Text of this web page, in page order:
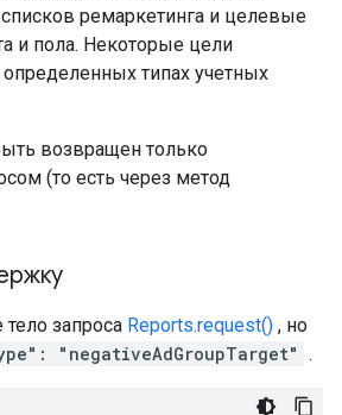
ремаркетинга и целевые
и пола. Некоторые цели
типах учетных
возвращен только
(то есть через метод
запроса Reports.request() , но
"negativeAdGroupTarget" .